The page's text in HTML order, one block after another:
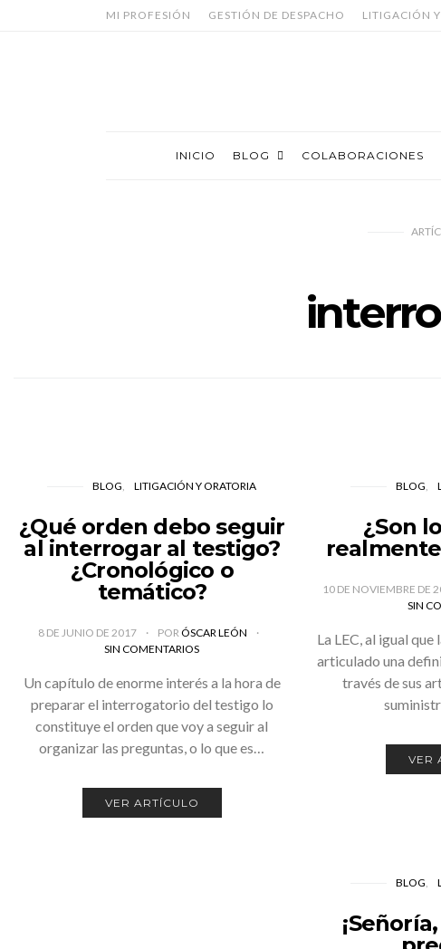
MI PROFESIÓN GESTIÓN DE DESPACHO LITIGACIÓN
INICIO BLOG COLABORACIONES
BLOG LITIGACIÓN Y ORATORIA
¿Qué orden debo seguir
al interrogar al testigo?
¿Cronológico o
temático?
8 DE JUNIO DE 2017 PORÓSCAR LEÓN
SIN COMENTARIOS
Un capítulo de enorme interés a la hora de
preparar el interrogatorio del testigo lo
constituye el orden que voy a seguir al
organizar las preguntas, o lo que es…
VER ARTÍCULO
BLOG
¿Son
10 DE NOVIEMBRE DE
SIN
La LEC, al igual que
articulado una
través de sus
VER
BLOG